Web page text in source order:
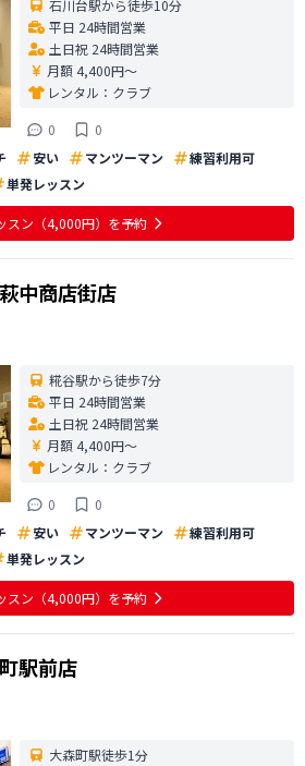
石川台駅から徒歩10分
平日 24時間営業
土日祝 24時間営業
月額 4,400円〜
レンタル： クラブ
0
0
安い マンツーマン
練習利用可
単発レッスン
スン （4,000円） を予約
中商店街店
糀谷駅から徒歩7分
平日 24時間営業
土日祝 24時間営業
月額 4,400円〜
レンタル： クラブ
0
0
安い マンツーマン
練習利用可
単発レッスン
スン （4,000円） を予約
駅前店
大森町駅徒歩1分